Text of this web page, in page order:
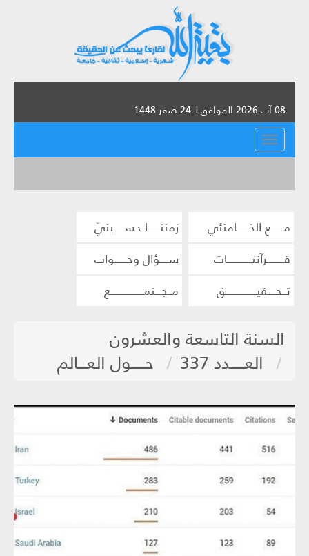
08 آب 2026 الموافق لـ 24 صفر 1448
القائمة
مــــــع الخــــــامنئي
زمننــــــا حســـــينيّ
قــــــــرآنيــــــــــــات
ســــؤال وجــــــواب
تــحــــقيـــــــــــــــق
مــجـــتمــــــــــــــــع
السنة التاسعة والعشرون
العـــــدد 337
حـــــول العـــالم